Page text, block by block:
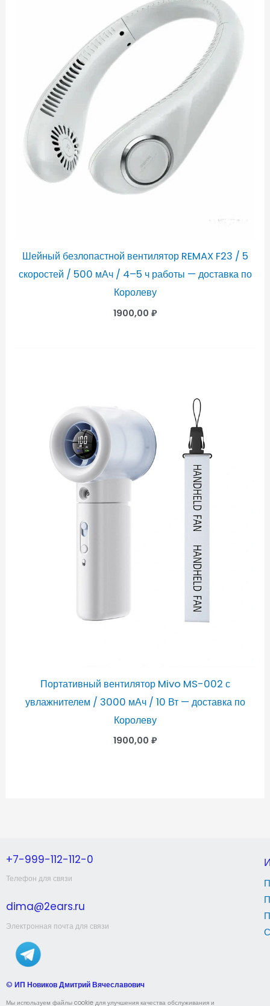
Шейный безлопастной вентилятор REMAX F23 / 5
скоростей / 500 мАч / 4–5 ч работы — доставка по
Королеву
1900,00 ₽
Портативный вентилятор Mivo MS-002 с
увлажнителем / 3000 мАч / 10 Вт — доставка по
Королеву
1900,00 ₽
+7-999-112-112-0
Телефон для связи
dima@2ears.ru
Электронная почта для связи
© ИП Новиков Дмитрий Вячеславович
Мы используем файлы cookie для улучшения качества обслуживания и